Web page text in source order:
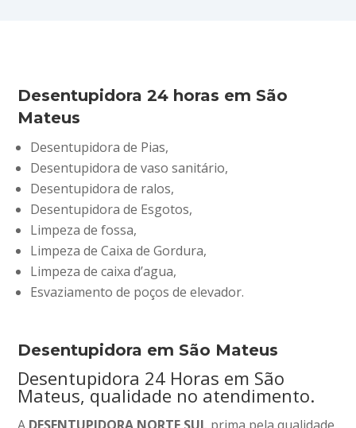
Desentupidora 24 horas em São
Mateus
Desentupidora de Pias,
Desentupidora de vaso sanitário,
Desentupidora de ralos,
Desentupidora de Esgotos,
Limpeza de fossa,
Limpeza de Caixa de Gordura,
Limpeza de caixa d’agua,
Esvaziamento de poços de elevador.
Desentupidora em São Mateus
Desentupidora 24 Horas em São
Mateus, qualidade no atendimento.